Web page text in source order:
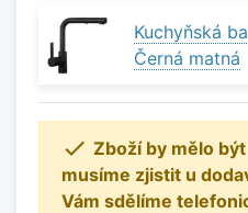
Kuchyňská
Černá matná
 Zboží by mělo
musíme zjistit u
Vám sdělíme